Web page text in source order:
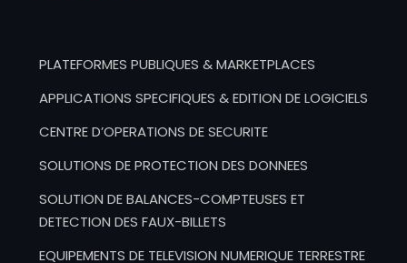
PLATEFORMES PUBLIQUES & MARKETPLACES
APPLICATIONS SPECIFIQUES & EDITION DE LOGICIELS
CENTRE D’OPERATIONS DE SECURITE
SOLUTIONS DE PROTECTION DES DONNEES
SOLUTION DE BALANCES-COMPTEUSES ET
DETECTION DES FAUX-BILLETS
EQUIPEMENTS DE TELEVISION NUMERIQUE TERRESTRE